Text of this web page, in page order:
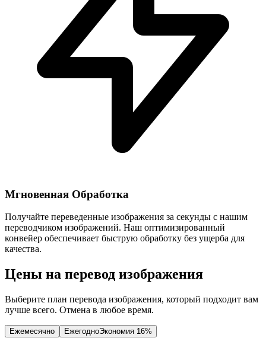
Мгновенная Обработка
Получайте переведенные изображения за секунды с нашим
переводчиком изображений. Наш оптимизированный
конвейер обеспечивает быструю обработку без ущерба для
качества.
Цены на перевод изображения
Выберите план перевода изображения, который подходит вам
лучше всего. Отмена в любое время.
Ежемесячно ЕжегодноЭкономия 16%